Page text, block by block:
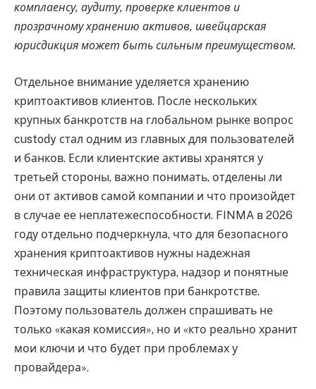
комплаенсу, аудиту, проверке клиентов и
прозрачному хранению активов, швейцарская
юрисдикция может быть сильным преимуществом.
Отдельное внимание уделяется хранению
криптоактивов клиентов. После нескольких
крупных банкротств на глобальном рынке вопрос
custody стал одним из главных для пользователей
и банков. Если клиентские активы хранятся у
третьей стороны, важно понимать, отделены ли
они от активов самой компании и что произойдет
в случае ее неплатежеспособности. FINMA в 2026
году отдельно подчеркнула, что для безопасного
хранения криптоактивов нужны надежная
техническая инфраструктура, надзор и понятные
правила защиты клиентов при банкротстве.
Поэтому пользователь должен спрашивать не
только «какая комиссия», но и «кто реально хранит
мои ключи и что будет при проблемах у
провайдера».